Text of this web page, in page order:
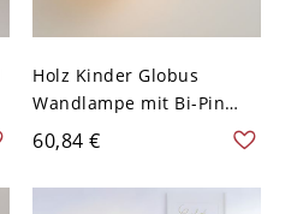
Holz Kinder Globus
Wandlampe mit Bi-Pin
Beleuchtung und weißem
Kunststoffschirm - Weiß
110V-120V Hase
60,84 €